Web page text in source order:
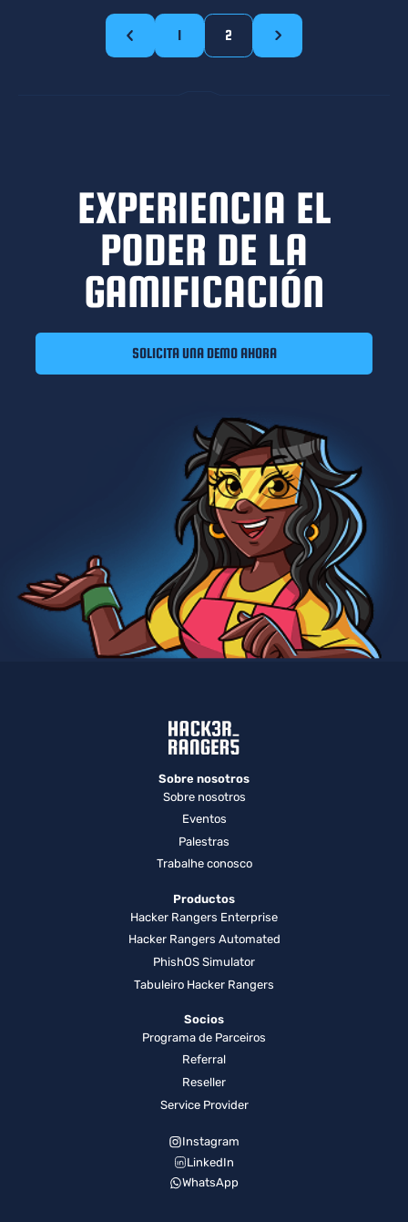
1 2
EXPERIENCIA EL
PODER DE LA
GAMIFICACIÓN
SOLICITA UNA DEMO AHORA
Sobre nosotros
Sobre nosotros
Eventos
Palestras
Trabalhe conosco
Productos
Hacker Rangers Enterprise
Hacker Rangers Automated
PhishOS Simulator
Tabuleiro Hacker Rangers
Socios
Programa de Parceiros
Referral
Reseller
Service Provider
Instagram
LinkedIn
WhatsApp